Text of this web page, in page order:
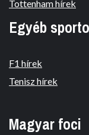
Tottenham hírek
Egyéb
F1 hírek
Tenisz hírek
Magyar foci